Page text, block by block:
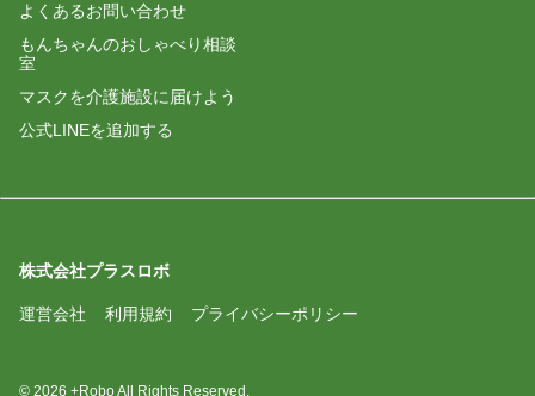
よくあるお問い合わせ
もんちゃんのおしゃべり相談
室
マスクを介護施設に届けよう
公式LINEを追加する
株式会社プラスロボ
運営会社 利用規約 プライバシーポリシー
© 2026 +Robo All Rights Reserved.